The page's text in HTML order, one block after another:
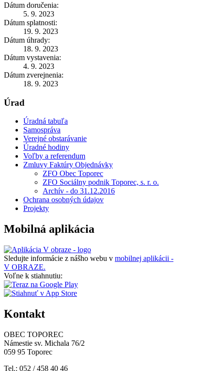
Dátum doručenia:
5. 9. 2023
Dátum splatnosti:
19. 9. 2023
Dátum úhrady:
18. 9. 2023
Dátum vystavenia:
4. 9. 2023
Dátum zverejnenia:
18. 9. 2023
Úrad
Úradná tabuľa
Samospráva
Verejné obstarávanie
Úradné hodiny
Voľby a referendum
Zmluvy Faktúry Objednávky
ZFO Obec Toporec
ZFO Sociálny podnik Toporec, s. r. o.
Archív - do 31.12.2016
Ochrana osobných údajov
Projekty
Mobilná aplikácia
Sledujte informácie z nášho webu v mobilnej aplikácii -
V OBRAZE.
Voľne k stiahnutiu:
Kontakt
OBEC TOPOREC
Námestie sv. Michala 76/2
059 95 Toporec
Tel.: 052 / 458 40 46